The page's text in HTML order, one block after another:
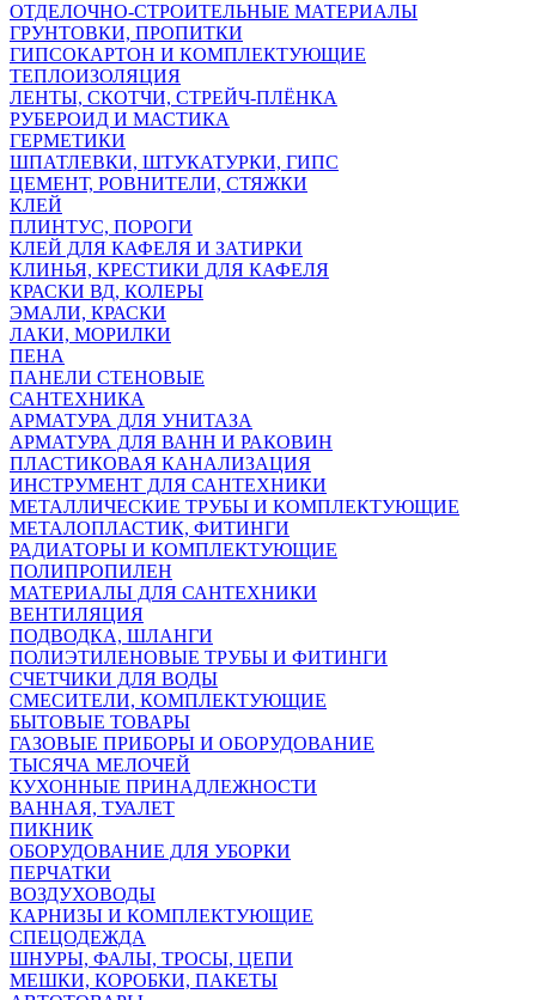
ОТДЕЛОЧНО-СТРОИТЕЛЬНЫЕ МАТЕРИАЛЫ
ГРУНТОВКИ, ПРОПИТКИ
ГИПСОКАРТОН И КОМПЛЕКТУЮЩИЕ
ТЕПЛОИЗОЛЯЦИЯ
ЛЕНТЫ, СКОТЧИ, СТРЕЙЧ-ПЛЁНКА
РУБЕРОИД И МАСТИКА
ГЕРМЕТИКИ
ШПАТЛЕВКИ, ШТУКАТУРКИ, ГИПС
ЦЕМЕНТ, РОВНИТЕЛИ, СТЯЖКИ
КЛЕЙ
ПЛИНТУС, ПОРОГИ
КЛЕЙ ДЛЯ КАФЕЛЯ И ЗАТИРКИ
КЛИНЬЯ, КРЕСТИКИ ДЛЯ КАФЕЛЯ
КРАСКИ ВД, КОЛЕРЫ
ЭМАЛИ, КРАСКИ
ЛАКИ, МОРИЛКИ
ПЕНА
ПАНЕЛИ СТЕНОВЫЕ
САНТЕХНИКА
АРМАТУРА ДЛЯ УНИТАЗА
АРМАТУРА ДЛЯ ВАНН И РАКОВИН
ПЛАСТИКОВАЯ КАНАЛИЗАЦИЯ
ИНСТРУМЕНТ ДЛЯ САНТЕХНИКИ
МЕТАЛЛИЧЕСКИЕ ТРУБЫ И КОМПЛЕКТУЮЩИЕ
МЕТАЛОПЛАСТИК, ФИТИНГИ
РАДИАТОРЫ И КОМПЛЕКТУЮЩИЕ
ПОЛИПРОПИЛЕН
МАТЕРИАЛЫ ДЛЯ САНТЕХНИКИ
ВЕНТИЛЯЦИЯ
ПОДВОДКА, ШЛАНГИ
ПОЛИЭТИЛЕНОВЫЕ ТРУБЫ И ФИТИНГИ
СЧЕТЧИКИ ДЛЯ ВОДЫ
СМЕСИТЕЛИ, КОМПЛЕКТУЮЩИЕ
БЫТОВЫЕ ТОВАРЫ
ГАЗОВЫЕ ПРИБОРЫ И ОБОРУДОВАНИЕ
ТЫСЯЧА МЕЛОЧЕЙ
КУХОННЫЕ ПРИНАДЛЕЖНОСТИ
ВАННАЯ, ТУАЛЕТ
ПИКНИК
ОБОРУДОВАНИЕ ДЛЯ УБОРКИ
ПЕРЧАТКИ
ВОЗДУХОВОДЫ
КАРНИЗЫ И КОМПЛЕКТУЮЩИЕ
СПЕЦОДЕЖДА
ШНУРЫ, ФАЛЫ, ТРОСЫ, ЦЕПИ
МЕШКИ, КОРОБКИ, ПАКЕТЫ